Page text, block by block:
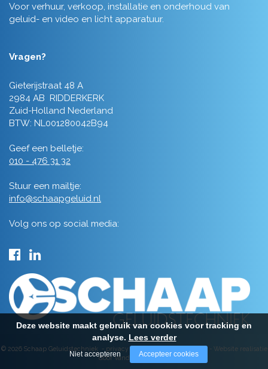
Voor verhuur, verkoop, installatie en onderhoud van
geluid- en video en licht apparatuur.
Vragen?
Gieterijstraat 48 A
2984 AB RIDDERKERK
Zuid-Holland Nederland
BTW: NL001280042B94
Geef een belletje:
010 - 476 31 32
Stuur een mailtje:
info@schaapgeluid.nl
Volg ons op social media:
© 2026 Schaap Geluidstechniek - privacy - algemene voorwaarden- Website realisatie
door Vanderperk Groep
Deze website maakt gebruik van cookies voor tracking en
analyse. Lees verder
Niet accepteren Accepteer cookies